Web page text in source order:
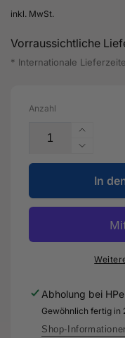
Preis
inkl. MwSt.
Vorraussichtliche
* Internationale
Anzahl
Erhöhe
die
Menge
für
-
145
693
Original
für
die
Menge
für
8S0
145
-
Original
In
Abholung bei
Gewöhnlich fertig in
Shop-